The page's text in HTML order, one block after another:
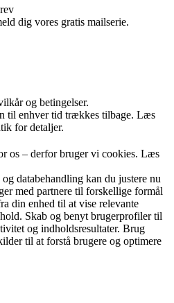
dig vores gratis mailserie.
og betingelser.
til enhver tid trækkes tilbage. Læs
for detaljer.
os – derfor bruger vi cookies. Læs
databehandling kan du justere nu
med partnere til forskellige formål
din enhed til at vise relevante
Skab og benyt brugerprofiler til
og indholdsresultater. Brug
til at forstå brugere og optimere